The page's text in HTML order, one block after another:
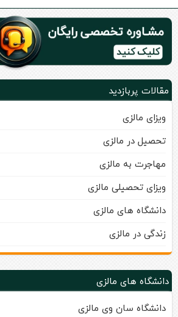
مقالات پربازدید
ویزای مالزی
تحصیل در مالزی
مهاجرت به مالزی
ویزای تحصیلی مالزی
دانشگاه های مالزی
زندگی در مالزی
دانشگاه های مالزی
دانشگاه سان وی مالزی